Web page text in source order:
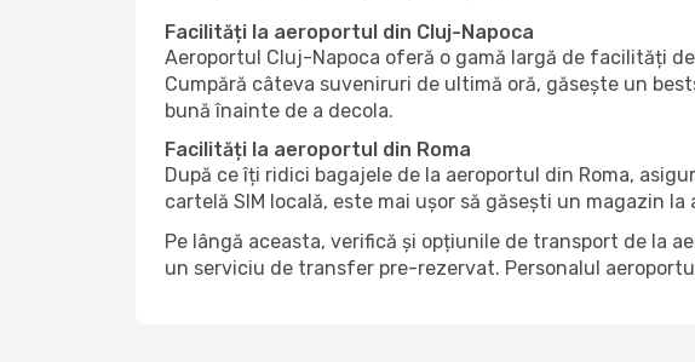
Facilități la aeroportul din Cluj-Napoca
Aeroportul Cluj-Napoca oferă o gamă largă de facilități
Cumpără câteva suveniruri de ultimă oră, găsește un
bună înainte de a decola.
Facilități la aeroportul din Roma
După ce îți ridici bagajele de la aeroportul din Roma,
cartelă SIM locală, este mai ușor să găsești un magazin
Pe lângă aceasta, verifică și opțiunile de transport de la
un serviciu de transfer pre-rezervat. Personalul